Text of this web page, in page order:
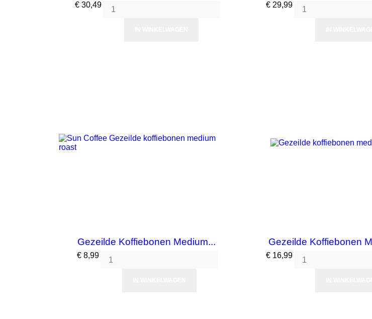
Prijs
€ 30,49 Prijs
€ 29,99
Gezeilde Koffiebonen Medium...
Prijs
€ 8,99
Gezeilde Koffiebonen
Prijs
€ 16,99